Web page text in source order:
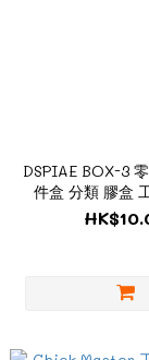
DSPIAE BOX-3
件盒 分類 膠盒